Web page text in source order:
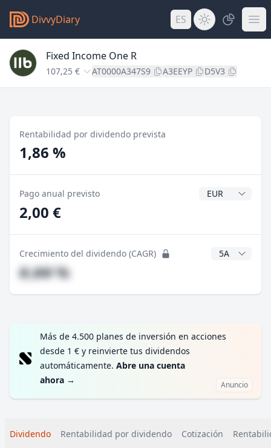
DivvyDiary ES
Fixed Income One R
107,25 € AT0000A347S9 A3EEYP D5V3
Rentabilidad por dividendo prevista
1,86 %
Pago anual previsto Divisa del
2,00 €
Crecimiento del dividendo (CAGR) Años CAGR
#,## %
Más de 4.500 planes de inversión en acciones
desde 1 € y reinvierte tus dividendos
automáticamente. Abre una cuenta
ahora → Anuncio
Dividendo Rentabilidad por dividendo Cotización